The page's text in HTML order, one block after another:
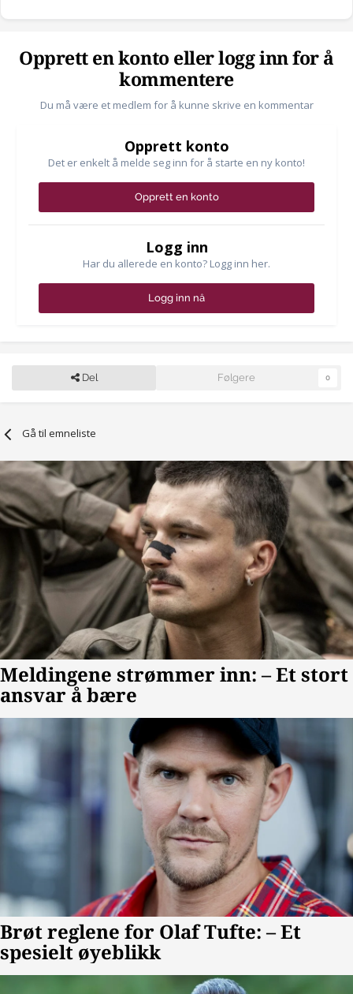
Opprett en konto eller logg inn for å
kommentere
Du må være et medlem for å kunne skrive en kommentar
Opprett konto
Det er enkelt å melde seg inn for å starte en ny konto!
Opprett en konto
Logg inn
Har du allerede en konto? Logg inn her.
Logg inn nå
Del Følgere 0
Gå til emneliste